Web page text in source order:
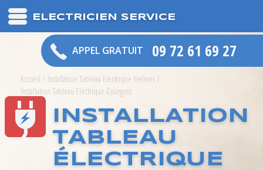
ELECTRICIEN SERVICE
APPEL GRATUIT 09 72 61 69 27
Accueil / Installation Tableau Electrique Yvelines /
Installation Tableau Electrique Courgent
INSTALLATION
TABLEAU
ÉLECTRIQUE